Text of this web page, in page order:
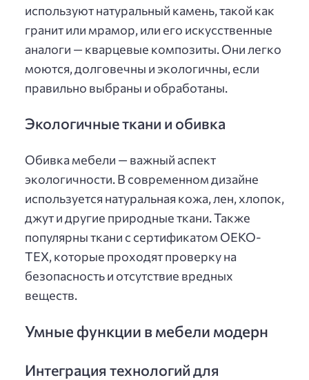
используют натуральный камень, такой как
гранит или мрамор, или его искусственные
аналоги — кварцевые композиты. Они легко
моются, долговечны и экологичны, если
правильно выбраны и обработаны.
Экологичные ткани и обивка
Обивка мебели — важный аспект
экологичности. В современном дизайне
используется натуральная кожа, лен, хлопок,
джут и другие природные ткани. Также
популярны ткани с сертификатом OEKO-
TEX, которые проходят проверку на
безопасность и отсутствие вредных
веществ.
Умные функции в мебели модерн
Интеграция технологий для